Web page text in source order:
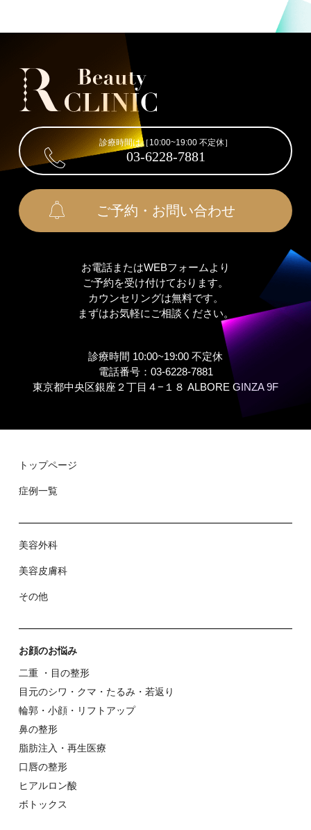
診療時間は［10:00~19:00 不定休］
03-6228-7881
ご予約・お問い合わせ
お電話またはWEBフォームより
ご予約を受け付けております。
カウンセリングは無料です。
まずはお気軽にご相談ください。
診療時間 10:00~19:00 不定休
電話番号：03-6228-7881
東京都中央区銀座２丁⽬４−１８ ALBORE GINZA 9F
トップページ
症例⼀覧
美容外科
美容⽪膚科
その他
お顔のお悩み
⼆重 ・⽬の整形
⽬元のシワ・クマ・たるみ・若返り
輪郭・⼩顔・リフトアップ
⿐の整形
脂肪注入・再生医療
⼝唇の整形
ヒアルロン酸
ボトックス